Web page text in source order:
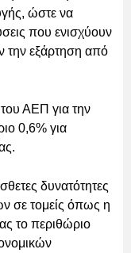
ώστε να
που ενισχύουν
την εξάρτηση από
του ΑΕΠ για την
0,6% για
δυνατότητες
σε τομείς όπως η
το περιθώριο